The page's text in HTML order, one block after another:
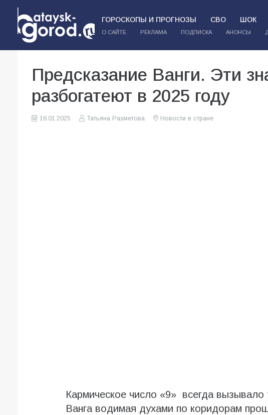
ГОРОСКОПЫ И ПРОГНОЗЫ СВО ШОК
О САЙТЕ РЕКЛАМА ПОДПИСКА АНОНСЫ
Предсказание Ванги. Эти
разбогатеют в 2025 году
16.01.2025 Татьяна Разметова Новости в стране
Кармическое число «9» всегда вызывало
Ванга водимая духами по коридорам